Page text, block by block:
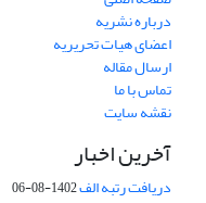
درباره نشریه
اعضای هیات تحریریه
ارسال مقاله
تماس با ما
نقشه سایت
آخرین اخبار
دریافت رتبه الف1402-08-06